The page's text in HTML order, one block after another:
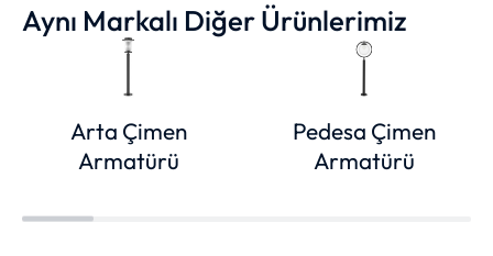
Aynı Markalı Diğer Ürünlerimiz
Arta Çimen
Armatürü
Pedesa Çimen
Armatürü